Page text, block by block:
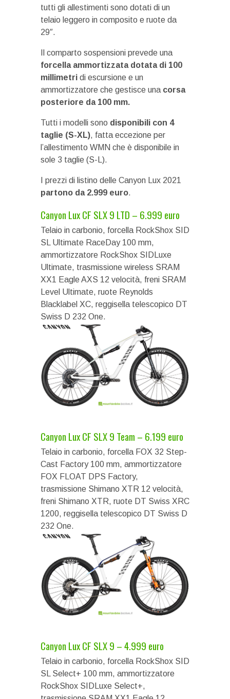
tutti gli allestimenti sono dotati di un
telaio leggero in composito e ruote da
29″.
Il comparto sospensioni prevede una
forcella ammortizzata dotata di 100
millimetri di escursione e un
ammortizzatore che gestisce una corsa
posteriore da 100 mm.
Tutti i modelli sono disponibili con 4
taglie (S-XL), fatta eccezione per
l’allestimento WMN che è disponibile in
sole 3 taglie (S-L).
I prezzi di listino delle Canyon Lux 2021
partono da 2.999 euro.
Canyon Lux CF SLX 9 LTD – 6.999 euro
Telaio in carbonio, forcella RockShox SID
SL Ultimate RaceDay 100 mm,
ammortizzatore RockShox SIDLuxe
Ultimate, trasmissione wireless SRAM
XX1 Eagle AXS 12 velocità, freni SRAM
Level Ultimate, ruote Reynolds
Blacklabel XC, reggisella telescopico DT
Swiss D 232 One.
Canyon Lux CF SLX 9 Team – 6.199 euro
Telaio in carbonio, forcella FOX 32 Step-
Cast Factory 100 mm, ammortizzatore
FOX FLOAT DPS Factory,
trasmissione Shimano XTR 12 velocità,
freni Shimano XTR, ruote DT Swiss XRC
1200, reggisella telescopico DT Swiss D
232 One.
Canyon Lux CF SLX 9 – 4.999 euro
Telaio in carbonio, forcella RockShox SID
SL Select+ 100 mm, ammortizzatore
RockShox SIDLuxe Select+,